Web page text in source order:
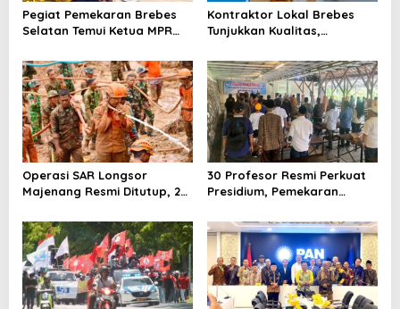
Pegiat Pemekaran Brebes
Selatan Temui Ketua MPR
Dukungan Urus Berkas ke
Provinsi
Kontraktor Lokal Brebes
Tunjukkan Kualitas,
Negeri Brebes Rampung
Operasi SAR Longsor
Majenang Resmi Ditutup, 2
hingga Hari ke-10
30 Profesor Resmi Perkuat
Presidium, Pemekaran
Terbendung